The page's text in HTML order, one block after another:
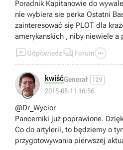
Poradnik Kapitanowie do
nie wybiera sie perka Ostatni
zainteresować się PLOT dla
amerykanskich , niby niewiele a
Odpowiedz  Forum 
😊
kwiśćGenerał 129
2015-08-11 16:56
@Dr_Wycior
Pancerniki już poprawione.
Co do artylerii, to będziemy o
przygotowywania pierwszej